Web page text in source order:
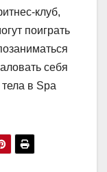
клуб,
поиграть
себя
в Spa